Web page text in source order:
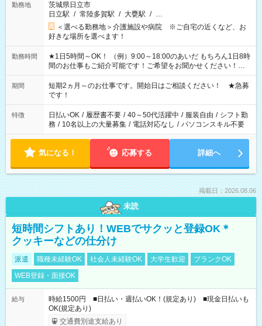
勤務地
茨城県日立市
日立駅 / 常陸多賀駅 / 大甕駅 / …
＜選べる勤務地＞介護施設や病院 ※ご自宅の近くなど、お
好きな場所を選べます！
勤務時間
★1日5時間～OK！ （例）9:00～18:00のあいだ もちろん1日8時
間のお仕事もご紹介可能です！ご希望をお聞かせください！★
家庭の都合でお休みが必要な場合も遠慮なくご相談ください。
※週最低15時間以上の勤務が必要です
期間
短期2ヵ月～のお仕事です。開始日はご相談ください！ ★急募
です！
特徴 日払いOK / 履歴書不要 / 40～50代活躍中 / 服装自由 / シフト勤
務 / 10名以上の大量募集 / 電話対応なし / パソコンスキル不要
気になる！ 応募する 詳細へ
掲載日：2026.08.06
未読
短時間シフトあり！WEBでサクッと登録OK＊
クッキーなどの仕分け
派遣 職種未経験OK 社会人未経験OK 大学生歓迎
ブランクOK
WEB登録・面接OK
給与
時給1500円 ■日払い・週払いOK！(規定あり) ■現金日払いも
OK(規定あり)
交通費別途支給あり